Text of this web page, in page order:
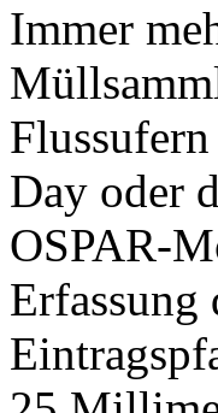
Immer
Day oder
OSPAR-
Erfassung